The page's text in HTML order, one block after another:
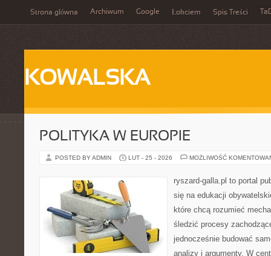
Strona główna Archiwum Google Łokciem Spis Treści
KOWALSKA
POLITYKA W EUROPIE
POSTED BY ADMIN LUT - 25 - 2026 MOŻLIWOŚĆ
ryszard-galla.pl to portal
się na edukacji
które chcą rozumieć
śledzić procesy
jednocześnie budować
analizy i argumenty. W